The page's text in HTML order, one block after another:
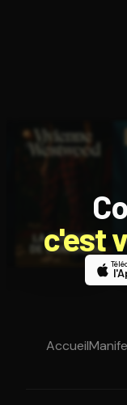
c'est
Accueil